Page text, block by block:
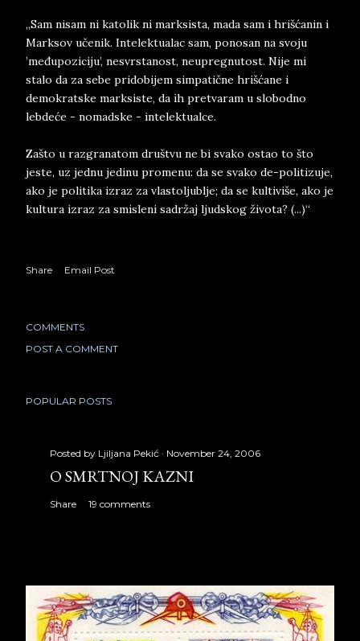
„Sam nisam ni katolik ni marksista, mada sam i hrišćanin i
Marksov učenik. Intelektualac sam, ponosan na svoju
’međupoziciju’, nesvrstanost, neupregnutost. Nije mi
stalo da za sebe pridobijem simpatične hrišćane i
demokratske marksiste, da ih pretvaram u slobodno
lebdeće - nomadske - intelektualce.
Zašto u razgranatom društvu ne bi svako ostao to što
jeste, uz jednu jedinu promenu: da se svako de-politizuje,
ako je politika izraz za vlastoljublje; da se kultiviše, ako je
kultura izraz za smisleni sadržaj ljudskog života? (...)“
Share Email Post
COMMENTS
POST A COMMENT
POPULAR POSTS
Posted by Ljiljana Pekić November 24, 2006
O SMRTNOJ KAZNI
Share 19 comments